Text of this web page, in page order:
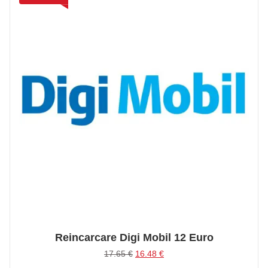
Reincarcare Digi Mobil 12 Euro
17.65€ Prețul
16.48 €Prețul